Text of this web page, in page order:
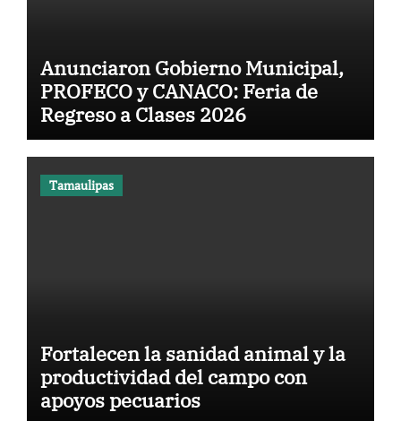
Anunciaron Gobierno Municipal,
PROFECO y CANACO: Feria de
Regreso a Clases 2026
Tamaulipas
Fortalecen la sanidad animal y la
productividad del campo con
apoyos pecuarios